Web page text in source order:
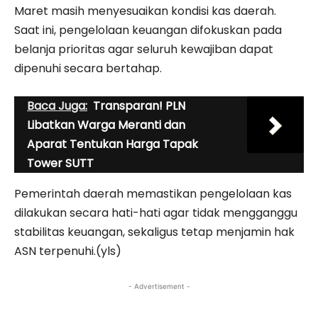
Maret masih menyesuaikan kondisi kas daerah.
Saat ini, pengelolaan keuangan difokuskan pada
belanja prioritas agar seluruh kewajiban dapat
dipenuhi secara bertahap.
Baca Juga: Transparan! PLN
Libatkan Warga Meranti dan
Aparat Tentukan Harga Tapak
Tower SUTT
Pemerintah daerah memastikan pengelolaan kas
dilakukan secara hati-hati agar tidak mengganggu
stabilitas keuangan, sekaligus tetap menjamin hak
ASN terpenuhi.(yls)
- Advertisement -